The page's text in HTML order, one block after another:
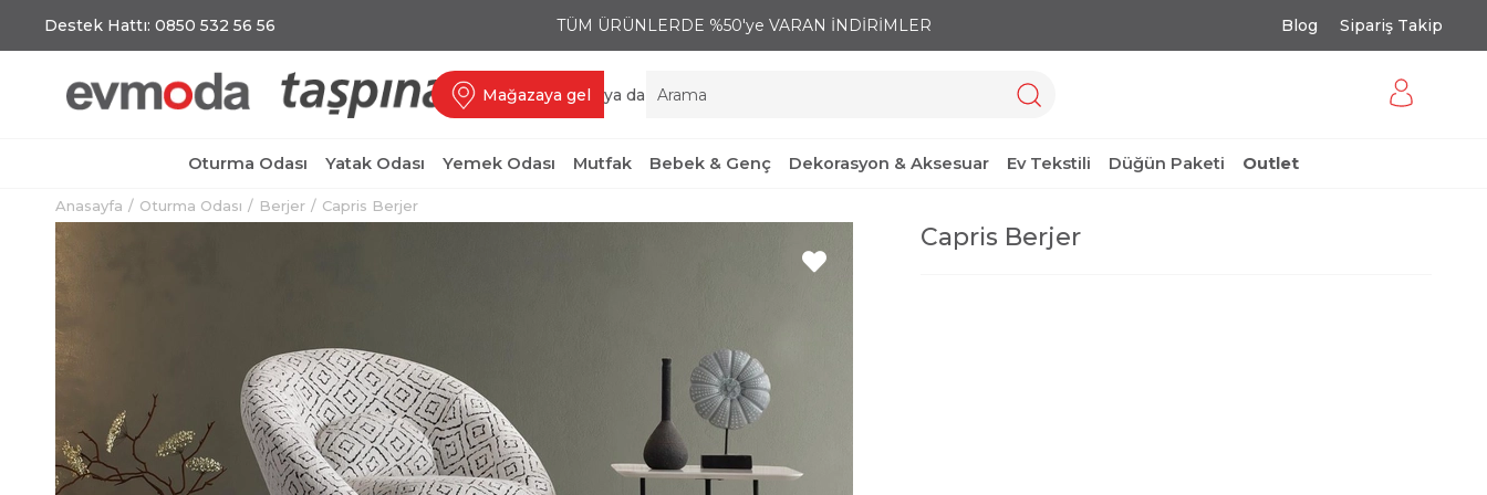
Destek Hattı: 0850 532 56 56 TÜM ÜRÜNLERDE %50'ye VARAN İNDİRİMLER Blog Sipariş Takip
Mağazaya gel ya da
Oturma Odası Yatak Odası Yemek Odası Mutfak Bebek & Genç Dekorasyon & Aksesuar Ev Tekstili Düğün Paketi Outlet
Anasayfa Oturma Odası Berjer Capris Berjer
Capris Berjer